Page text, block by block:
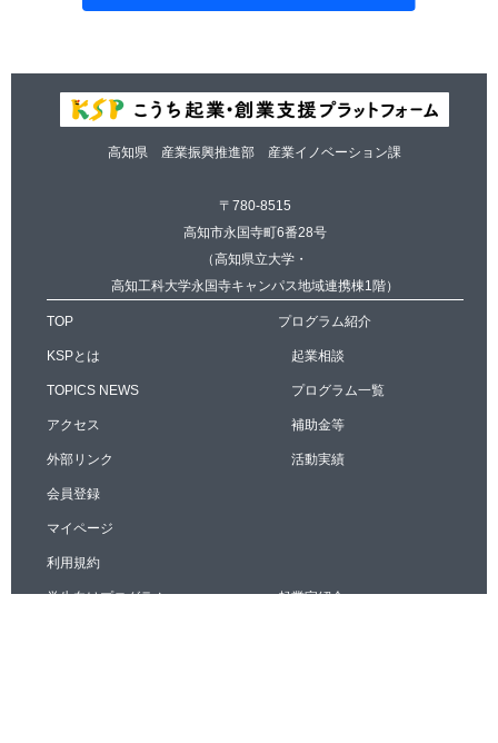
高知県 産業振興推進部 産業イノベーション課
〒780-8515
高知市永国寺町6番28号
（高知県立大学・
高知工科大学永国寺キャンパス地域連携棟1階）
TOP
KSPとは
TOPICS NEWS
アクセス
外部リンク
会員登録
マイページ
利用規約
プログラム紹介
起業相談
プログラム一覧
補助金等
活動実績
学生向けプログラム 起業家紹介